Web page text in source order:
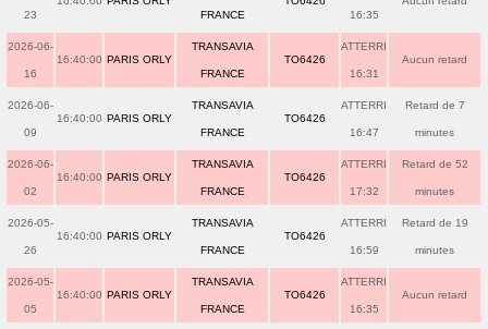
23 FRANCE 16:35
2026-06-
16
16:40:00 PARIS ORLY
TRANSAVIA
FRANCE
TO6426
ATTERRI
16:31
Aucun retard
2026-06-
09
16:40:00 PARIS ORLY
TRANSAVIA
FRANCE
TO6426
ATTERRI
16:47
Retard de 7
minutes
2026-06-
02
16:40:00 PARIS ORLY
TRANSAVIA
FRANCE
TO6426
ATTERRI
17:32
Retard de 52
minutes
2026-05-
26
16:40:00 PARIS ORLY
TRANSAVIA
FRANCE
TO6426
ATTERRI
16:59
Retard de 19
minutes
2026-05-
05
16:40:00 PARIS ORLY
TRANSAVIA
FRANCE
TO6426
ATTERRI
16:35
Aucun retard